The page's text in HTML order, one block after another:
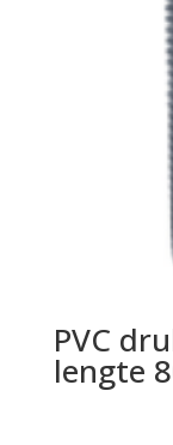
PVC
lengte